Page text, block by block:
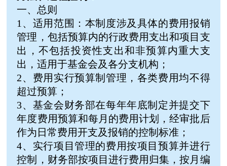
一、总则
1、适用范围：本制度涉及具体的费用报销
管理，包括预算内的行政费用支出和项目支
出，不包括投资性支出和非预算内重大支
出，适用于基金会及各分支机构；
2、费用实行预算制管理，各类费用均不得
超过预算；
3、基金会财务部在每年年底制定并提交下
年度费用预算和每月的费用计划，经审批后
作为日常费用开支及报销的控制标准；
4、实行项目管理的费用按项目预算并进行
控制，财务部按项目进行费用归集，按月编